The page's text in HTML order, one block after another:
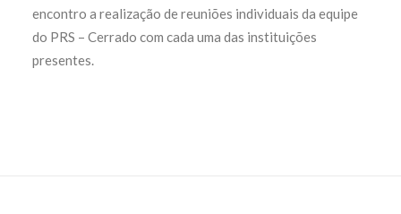
encontro a realização de reuniões individuais da equipe
do PRS – Cerrado com cada uma das instituições
presentes.